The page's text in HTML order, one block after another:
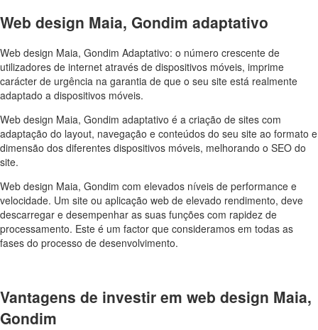
Web design Maia, Gondim adaptativo
Web design Maia, Gondim Adaptativo: o número crescente de
utilizadores de internet através de dispositivos móveis, imprime
carácter de urgência na garantia de que o seu site está realmente
adaptado a dispositivos móveis.
Web design Maia, Gondim adaptativo é a criação de sites com
adaptação do layout, navegação e conteúdos do seu site ao formato e
dimensão dos diferentes dispositivos móveis, melhorando o SEO do
site.
Web design Maia, Gondim com elevados níveis de performance e
velocidade. Um site ou aplicação web de elevado rendimento, deve
descarregar e desempenhar as suas funções com rapidez de
processamento. Este é um factor que consideramos em todas as
fases do processo de desenvolvimento.
Vantagens de investir em web design Maia,
Gondim